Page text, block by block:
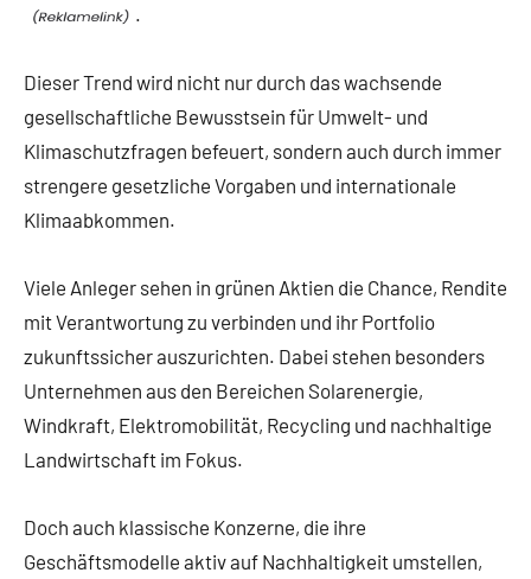
.
Dieser Trend wird nicht nur durch das wachsende
gesellschaftliche Bewusstsein für Umwelt- und
Klimaschutzfragen befeuert, sondern auch durch immer
strengere gesetzliche Vorgaben und internationale
Klimaabkommen.
Viele Anleger sehen in grünen Aktien die Chance, Rendite
mit Verantwortung zu verbinden und ihr Portfolio
zukunftssicher auszurichten. Dabei stehen besonders
Unternehmen aus den Bereichen Solarenergie,
Windkraft, Elektromobilität, Recycling und nachhaltige
Landwirtschaft im Fokus.
Doch auch klassische Konzerne, die ihre
Geschäftsmodelle aktiv auf Nachhaltigkeit umstellen,